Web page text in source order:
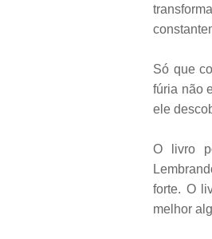
Só que
fúria não
ele
O livro
forte. O
melhor